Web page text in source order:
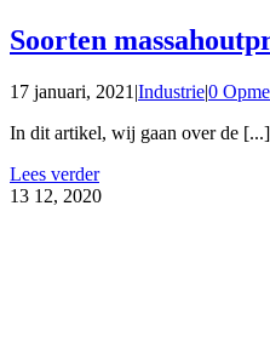
Soorten
17 januari, 2021 |Industrie|0
In dit artikel, wij gaan over de [...]
Lees verder
13 12, 2020